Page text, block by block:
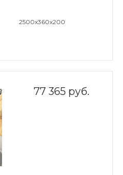
2500x360x200
77 365 руб.